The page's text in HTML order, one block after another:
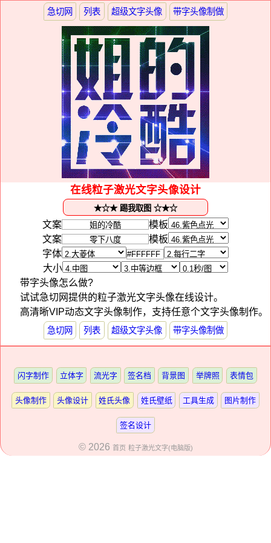
急切网 列表 超级文字头像 带字头像制做
在线粒子激光文字头像设计
文案
模板
文案
模板
字体
大小
带字头像怎么做?
试试急切网提供的粒子激光文字头像在线设计。
高清晰VIP动态文字头像制作，支持任意个文字头像制作。
急切网 列表 超级文字头像 带字头像制做
闪字制作 立体字 流光字 签名档 背景图 举牌照 表情包
头像制作 头像设计 姓氏头像 姓氏壁纸 工具生成 图片制作
签名设计
© 2026 首页 粒子激光文字(电脑版)